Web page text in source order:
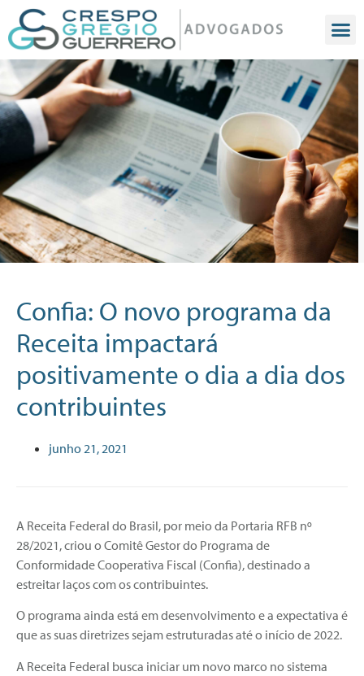
Confia: O novo programa da
Receita impactará
positivamente o dia a dia dos
contribuintes
junho 21, 2021
A Receita Federal do Brasil, por meio da Portaria RFB nº
28/2021, criou o Comitê Gestor do Programa de
Conformidade Cooperativa Fiscal (Confia), destinado a
estreitar laços com os contribuintes.
O programa ainda está em desenvolvimento e a expectativa é
que as suas diretrizes sejam estruturadas até o início de 2022.
A Receita Federal busca iniciar um novo marco no sistema